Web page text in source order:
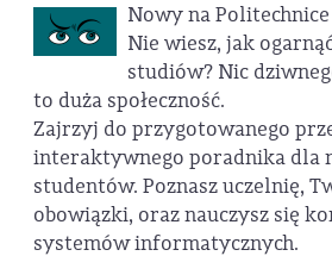
Nowy na
Nie wiesz, jak
studiów? Nic
to duża społeczność.
Zajrzyj do przygotowanego
interaktywnego poradnika dla
studentów. Poznasz uczelnię,
obowiązki, oraz nauczysz się
systemów informatycznych.